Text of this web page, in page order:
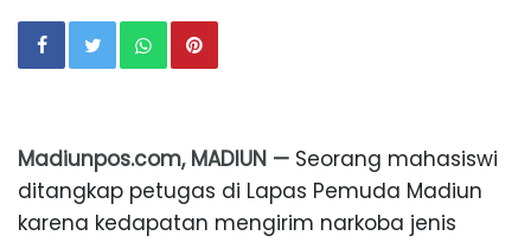
Madiunpos.com, MADIUN — Seorang mahasiswi
ditangkap petugas di Lapas Pemuda Madiun
karena kedapatan mengirim narkoba jenis